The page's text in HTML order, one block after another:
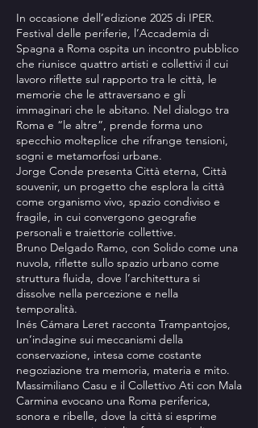
In occasione dell’edizione 2025 di IPER.
Festival delle periferie, l’Accademia di
Spagna a Roma ospita un incontro pubblico
che riunisce quattro artisti e collettivi il cui
lavoro riflette sul rapporto tra le città, le
memorie che le attraversano e gli
immaginari che le abitano. Nel dialogo tra
Roma e “le altre”, prende forma uno
specchio molteplice che rifrange tensioni,
sogni e metamorfosi urbane.
Jorge Conde presenta Città eterna, Città
souvenir, un progetto che esplora la città
come organismo vivo, spazio condiviso e
fragile, in cui convergono geografie
personali e traiettorie collettive.
Bruno Delgado Ramo, con Solido come una
nuvola, riflette sullo spazio urbano come
struttura fluida, dove l’architettura si
dissolve nella percezione e nella
temporalità.
Inés Cámara Leret racconta Trampantojos,
un’indagine sui meccanismi della
conservazione, intesa come costante
negoziazione tra memoria, materia e mito.
Massimiliano Casu e il Collettivo Ati con Mala
Carmina evocano una Roma periferica,
sonora e ribelle, dove la città si esprime